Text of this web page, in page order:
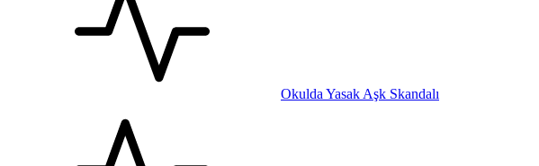
Okulda Yasak Aşk Skandalı